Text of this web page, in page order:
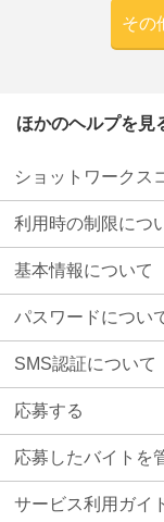
ほかのヘルプを見
ショットワークス
利用時の制限につ
基本情報について
パスワードについ
SMS認証について
応募する
応募したバイトを
サービス利用ガイ